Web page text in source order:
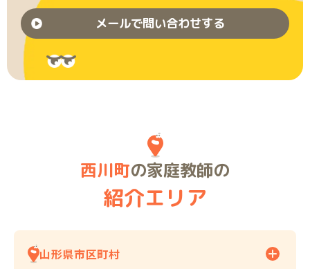
メールで問い合わせする
西川町の家庭教師の
紹介エリア
山形県市区町村